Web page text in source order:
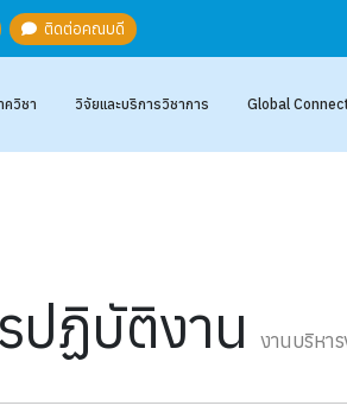
ติดต่อคณบดี
ควิชา วิจัยและบริการวิชาการ Global
ปฏิบัติงาน งานบริหา